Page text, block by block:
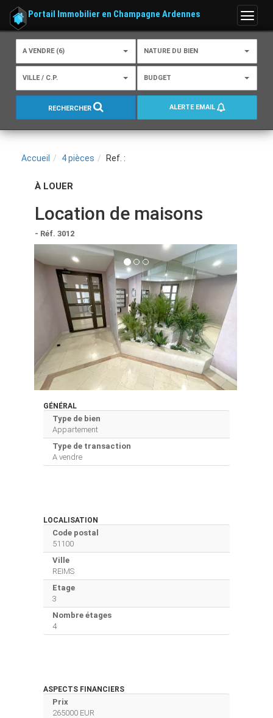
Menu
Portail Immobilier en Champagne Ardennes
A VENDRE (6) NATURE DU BIEN
VILLE / C.P. BUDGET
RECHERCHER ALERTE EMAIL
Accueil 4 pièces Ref. :
À LOUER
Location de maisons
- Réf. 3012
GÉNÉRAL
Type de bien
Appartement
Type de transaction
A vendre
LOCALISATION
Code postal
51100
Ville
REIMS
Etage
3
Nombre étages
4
ASPECTS FINANCIERS
Prix
265000 EUR